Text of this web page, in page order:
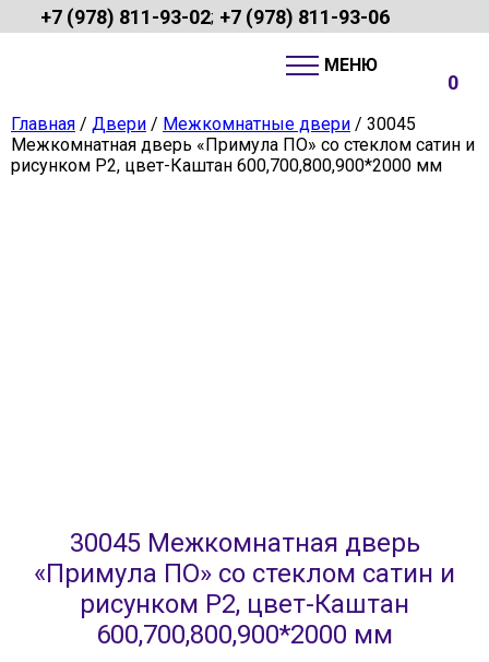
+7 (978) 811-93-02; +7 (978) 811-93-06
0
Главная / Двери / Межкомнатные двери / 30045
Межкомнатная дверь «Примула ПО» со стеклом сатин и
рисунком Р2, цвет-Каштан 600,700,800,900*2000 мм
30045 Межкомнатная дверь
«Примула ПО» со стеклом сатин и
рисунком Р2, цвет-Каштан
600,700,800,900*2000 мм